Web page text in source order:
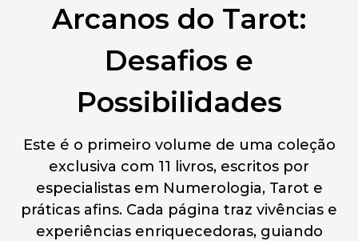
Arcanos do Tarot:
Desafios e
Possibilidades
Este é o primeiro volume de uma coleção
exclusiva com 11 livros, escritos por
especialistas em Numerologia, Tarot e
práticas afins. Cada página traz vivências e
experiências enriquecedoras, guiando